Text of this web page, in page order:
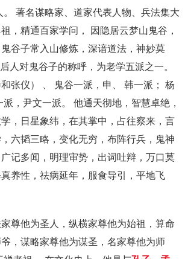
。 著名谋略家、道家代表人物、兵法集大
，精通百家学问， 因隐居云梦山鬼谷，
谷子常入山修炼，深谙道法，神妙莫
人对鬼谷子的称呼，为老学五派之一。
张仪） 、 鬼谷一派，申、 韩一派； 杨
，尹文一派。 他通天彻地，智慧卓绝，
，日星象纬，在其掌中，占往察来，言
六韬三略，变化无穷，布阵行兵，鬼神
记多闻，明理审势，出词吐辩，万口莫
养性，祛病延年，服食导引，平地飞
尊他为圣人，纵横家尊他为始祖，算命
，谋略家尊他为谋圣，名家尊他为师